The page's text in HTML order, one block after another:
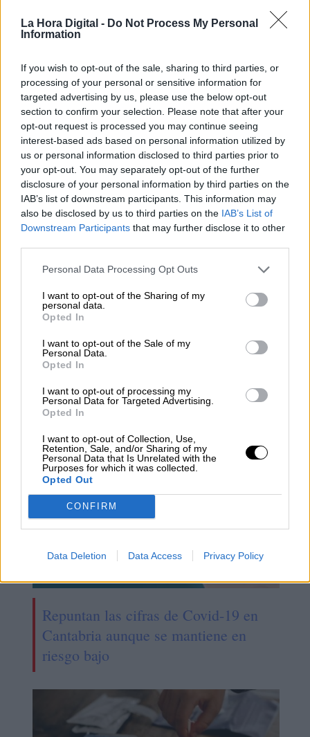
La Hora Digital - Do Not Process My Personal
Information
If you wish to opt-out of the sale, sharing to third parties, or
processing of your personal or sensitive information for
targeted advertising by us, please use the below opt-out
section to confirm your selection. Please note that after your
opt-out request is processed you may continue seeing
interest-based ads based on personal information utilized by
us or personal information disclosed to third parties prior to
your opt-out. You may separately opt-out of the further
disclosure of your personal information by third parties on the
IAB’s list of downstream participants. This information may
also be disclosed by us to third parties on the IAB’s List of
Downstream Participants that may further disclose it to other
Personal Data Processing Opt Outs
I want to opt-out of the Sharing of my
personal data.
Opted In
I want to opt-out of the Sale of my
Personal Data.
Opted In
I want to opt-out of processing my
Personal Data for Targeted Advertising.
Opted In
I want to opt-out of Collection, Use,
Retention, Sale, and/or Sharing of my
Personal Data that Is Unrelated with the
Purposes for which it was collected.
Opted Out
CONFIRM
Data Deletion Data Access Privacy Policy
VELOCIDAD
AstraZeneca y un total de1.383.488 personas
ya están inmunizadashabiendo completado el
régimen de dos dosis. Esto, no obstante, se
sitúa muy por debajo del objetivo de
inmunizar al 70%de la población a finales de
verano, situándose ahora mismo en un
porcentaje del2’92%.Al país han llegado
5.583.955 dosis, por lo que se han inyectado
el 84’4%,y el ritmo de vacunación depende
ahora de la llegada de nuevas dosis, a la
espera dela próxima aprobación de la
vacuna de Janssen,fármacomonodosis que
aceleraránotablemente el ritmo de la campaña.
En Europa España solo se sitúa por debajo
dosis administradas habiendo inyectado9’05
dosis por cada 100 habitantes.
Semana Santa
incidencia acumulada
campaña de vacunación
Coronavirus España
control del coronavirus
Repuntan las cifras de Covid-19 en
Cantabria aunque se mantiene en
riesgo bajo